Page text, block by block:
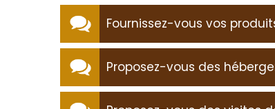
Fournissez-vous vos
Proposez-vous des